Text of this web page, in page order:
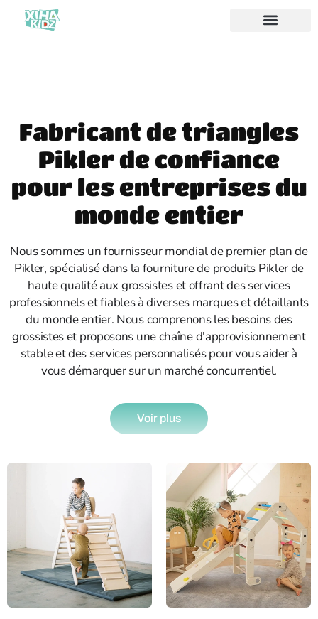
Fabricant de triangles
Pikler de confiance
pour les entreprises du
monde entier
Nous sommes un fournisseur mondial de premier plan de
Pikler, spécialisé dans la fourniture de produits Pikler de
haute qualité aux grossistes et offrant des services
professionnels et fiables à diverses marques et détaillants
du monde entier. Nous comprenons les besoins des
grossistes et proposons une chaîne d'approvisionnement
stable et des services personnalisés pour vous aider à
vous démarquer sur un marché concurrentiel.
Voir plus